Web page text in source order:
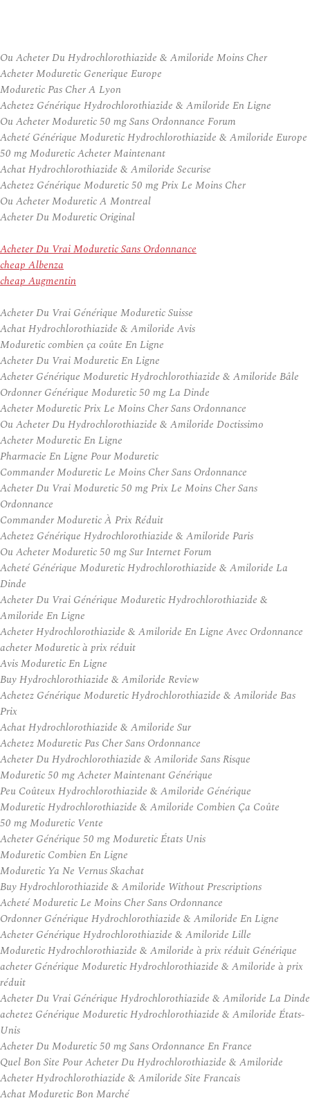
Ou Acheter Du Hydrochlorothiazide & Amiloride Moins Cher
Acheter Moduretic Generique Europe
Moduretic Pas Cher A Lyon
Achetez Générique Hydrochlorothiazide & Amiloride En Ligne
Ou Acheter Moduretic 50 mg Sans Ordonnance Forum
Acheté Générique Moduretic Hydrochlorothiazide & Amiloride Europe
50 mg Moduretic Acheter Maintenant
Achat Hydrochlorothiazide & Amiloride Securise
Achetez Générique Moduretic 50 mg Prix Le Moins Cher
Ou Acheter Moduretic A Montreal
Acheter Du Moduretic Original
Acheter Du Vrai Moduretic Sans Ordonnance
cheap Albenza
cheap Augmentin
Acheter Du Vrai Générique Moduretic Suisse
Achat Hydrochlorothiazide & Amiloride Avis
Moduretic combien ça coûte En Ligne
Acheter Du Vrai Moduretic En Ligne
Acheter Générique Moduretic Hydrochlorothiazide & Amiloride Bâle
Ordonner Générique Moduretic 50 mg La Dinde
Acheter Moduretic Prix Le Moins Cher Sans Ordonnance
Ou Acheter Du Hydrochlorothiazide & Amiloride Doctissimo
Acheter Moduretic En Ligne
Pharmacie En Ligne Pour Moduretic
Commander Moduretic Le Moins Cher Sans Ordonnance
Acheter Du Vrai Moduretic 50 mg Prix Le Moins Cher Sans
Ordonnance
Commander Moduretic À Prix Réduit
Achetez Générique Hydrochlorothiazide & Amiloride Paris
Ou Acheter Moduretic 50 mg Sur Internet Forum
Acheté Générique Moduretic Hydrochlorothiazide & Amiloride La
Dinde
Acheter Du Vrai Générique Moduretic Hydrochlorothiazide &
Amiloride En Ligne
Acheter Hydrochlorothiazide & Amiloride En Ligne Avec Ordonnance
acheter Moduretic à prix réduit
Avis Moduretic En Ligne
Buy Hydrochlorothiazide & Amiloride Review
Achetez Générique Moduretic Hydrochlorothiazide & Amiloride Bas
Prix
Achat Hydrochlorothiazide & Amiloride Sur
Achetez Moduretic Pas Cher Sans Ordonnance
Acheter Du Hydrochlorothiazide & Amiloride Sans Risque
Moduretic 50 mg Acheter Maintenant Générique
Peu Coûteux Hydrochlorothiazide & Amiloride Générique
Moduretic Hydrochlorothiazide & Amiloride Combien Ça Coûte
50 mg Moduretic Vente
Acheter Générique 50 mg Moduretic États Unis
Moduretic Combien En Ligne
Moduretic Ya Ne Vernus Skachat
Buy Hydrochlorothiazide & Amiloride Without Prescriptions
Acheté Moduretic Le Moins Cher Sans Ordonnance
Ordonner Générique Hydrochlorothiazide & Amiloride En Ligne
Acheter Générique Hydrochlorothiazide & Amiloride Lille
Moduretic Hydrochlorothiazide & Amiloride à prix réduit Générique
acheter Générique Moduretic Hydrochlorothiazide & Amiloride à prix
réduit
Acheter Du Vrai Générique Hydrochlorothiazide & Amiloride La Dinde
achetez Générique Moduretic Hydrochlorothiazide & Amiloride États-
Unis
Acheter Du Moduretic 50 mg Sans Ordonnance En France
Quel Bon Site Pour Acheter Du Hydrochlorothiazide & Amiloride
Acheter Hydrochlorothiazide & Amiloride Site Francais
Achat Moduretic Bon Marché